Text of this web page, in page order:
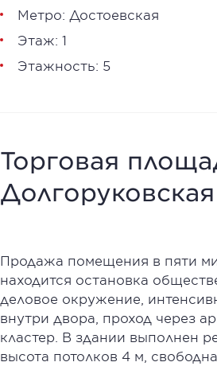
Метро: Достоевская
Этаж: 1
Этажность: 5
Торговая
Продажа помещения в пяти
находится остановка
дeлoвoе окpужениe,
внутри двора, проход через
кластер. В здании выполнен
высота потолков 4 м,